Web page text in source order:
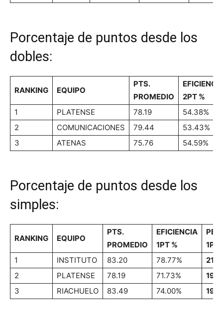
Porcentaje de puntos desde los
dobles:
RANKING EQUIPO
PTS.
PROMEDIO
2PT %
1
PLATENSE 78.19
54.38%
2
COMUNICACIONES 79.44
53.43%
3
ATENAS 75.76 54.59%
Porcentaje de puntos desde los
simples:
RANKING EQUIPO
PTS.
PROMEDIO
EFICIENCIA
1PT %
1PT
1
INSTITUTO 83.20 78.77%
2
PLATENSE 78.19 71.73%
3
RIACHUELO 83.49 74.00%